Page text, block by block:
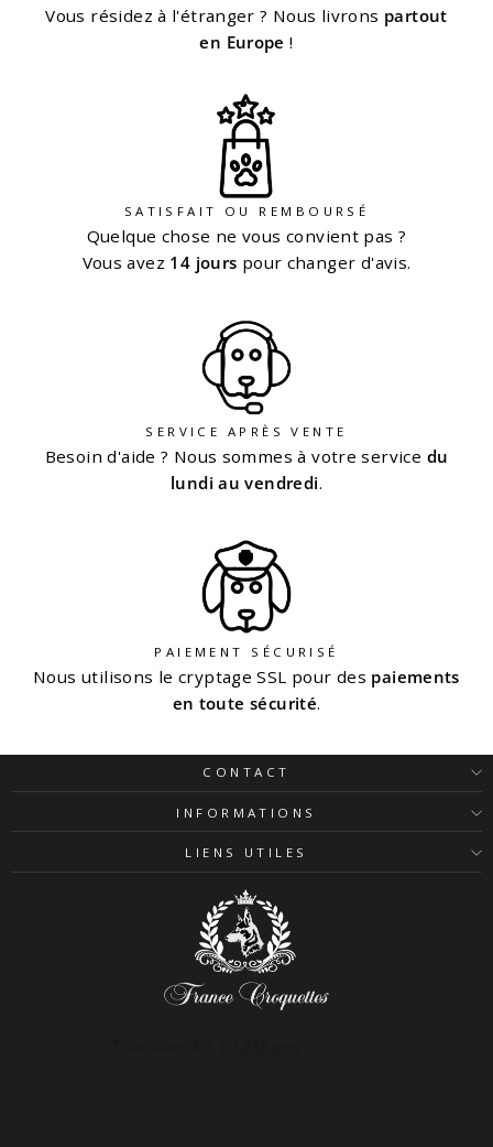
Vous résidez à l'étranger ? Nous livrons partout
en Europe !
SATISFAIT OU REMBOURSÉ
Quelque chose ne vous convient pas ?
Vous avez 14 jours pour changer d'avis.
SERVICE APRÈS VENTE
Besoin d'aide ? Nous sommes à votre service du
lundi au vendredi.
PAIEMENT SÉCURISÉ
Nous utilisons le cryptage SSL pour des paiements
en toute sécurité.
CONTACT
INFORMATIONS
LIENS UTILES